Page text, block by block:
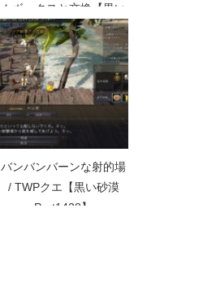
ムボックスと交換【黒い
砂漠Part4465】
バンバンバーンな射的場
/ TWPクエ【黒い砂漠
Part1428】